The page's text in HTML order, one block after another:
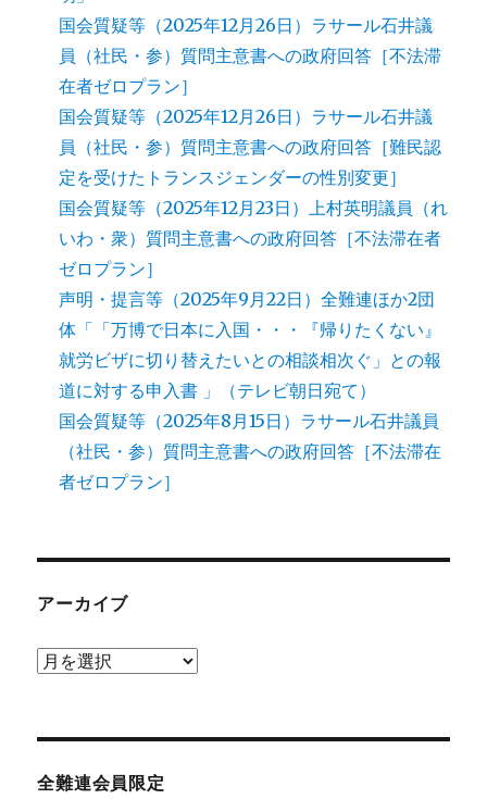
国会質疑等（2025年12月26日）ラサール石井議
員（社民・参）質問主意書への政府回答［不法滞
在者ゼロプラン］
国会質疑等（2025年12月26日）ラサール石井議
員（社民・参）質問主意書への政府回答［難民認
定を受けたトランスジェンダーの性別変更］
国会質疑等（2025年12月23日）上村英明議員（れ
いわ・衆）質問主意書への政府回答［不法滞在者
ゼロプラン］
声明・提言等（2025年9月22日）全難連ほか2団
体「「万博で日本に入国・・・『帰りたくない』
就労ビザに切り替えたいとの相談相次ぐ」との報
道に対する申入書 」（テレビ朝日宛て）
国会質疑等（2025年8月15日）ラサール石井議員
（社民・参）質問主意書への政府回答［不法滞在
者ゼロプラン］
アーカイブ
ア
ブ
全難連会員限定